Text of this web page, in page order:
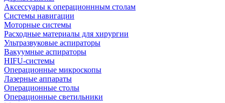
Аксессуары к операционнным столам
Системы навигации
Моторные системы
Расходные материалы для хирургии
Ультразвуковые аспираторы
Вакуумные аспираторы
HIFU-системы
Операционные микроскопы
Лазерные аппараты
Операционные столы
Операционные светильники